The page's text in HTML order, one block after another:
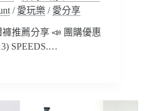
/ 愛玩樂 / 愛分享
推薦分享 📣 團購優惠
SPEEDS.…